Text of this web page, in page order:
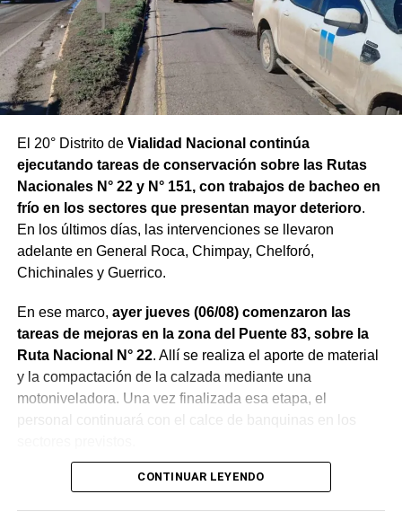
El 20° Distrito de Vialidad Nacional continúa
ejecutando tareas de conservación sobre las Rutas
Nacionales N° 22 y N° 151, con trabajos de bacheo en
frío en los sectores que presentan mayor deterioro.
En los últimos días, las intervenciones se llevaron
adelante en General Roca, Chimpay, Chelforó,
Chichinales y Guerrico.
En ese marco, ayer jueves (06/08) comenzaron las
tareas de mejoras en la zona del Puente 83, sobre la
Ruta Nacional N° 22. Allí se realiza el aporte de material
y la compactación de la calzada mediante una
motoniveladora. Una vez finalizada esa etapa, el
personal continuará con el calce de banquinas en los
CONTINUAR LEYENDO